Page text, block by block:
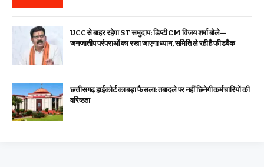
UCC से बाहर रहेगा ST समुदाय: डिप्टी CM विजय शर्मा बोले—
जनजातीय परंपराओं का रखा जाएगा ध्यान, समिति ले रही है फीडबैक
छत्तीसगढ़ हाईकोर्ट का बड़ा फैसला: तबादले पर नहीं छिनेगी कर्मचारियों की
वरिष्ठता